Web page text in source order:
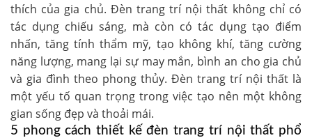
thích của gia chủ. Đèn trang trí nội thất không chỉ có
tác dụng chiếu sáng, mà còn có tác dụng tạo điểm
nhấn, tăng tính thẩm mỹ, tạo không khí, tăng cường
năng lượng, mang lại sự may mắn, bình an cho gia chủ
và gia đình theo phong thủy. Đèn trang trí nội thất là
một yếu tố quan trọng trong việc tạo nên một không
gian sống đẹp và thoải mái.
5 phong cách thiết kế đèn trang trí nội thất phổ